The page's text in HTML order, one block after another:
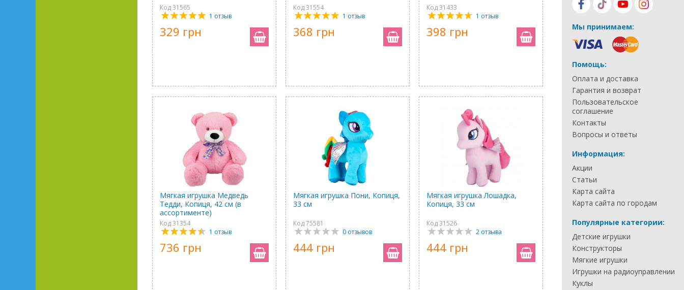
Код 31565
1 отзыв
329 грн
Код 31554
1 отзыв
368 грн
Код 31433
1 отзыв
398 грн
Мягкая игрушка Медведь
Тедди, Копиця, 42 см (в
ассортименте)
Код 31354
1 отзыв
736 грн
Мягкая игрушка Пони, Копиця,
33 см
Код 75581
0 отзывов
444 грн
Мягкая игрушка Лошадка,
Копиця, 33 см
Код 31526
2 отзыва
444 грн
Мы принимаем:
Помощь:
Оплата и доставка
Гарантия и возврат
Пользовательское
соглашение
Контакты
Вопросы и ответы
Информация:
Акции
Статьи
Карта сайта
Карта сайта по городам
Популярные категории:
Детские игрушки
Конструкторы
Мягкие игрушки
Игрушки на радиоуправлении
Куклы